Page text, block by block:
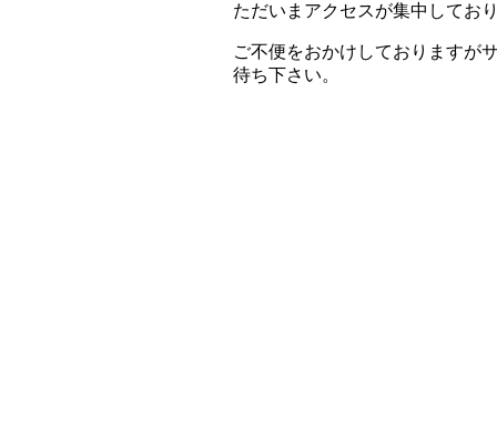
ただいまアクセスが集中してお
ご不便をおかけしておりますが
待ち下さい。